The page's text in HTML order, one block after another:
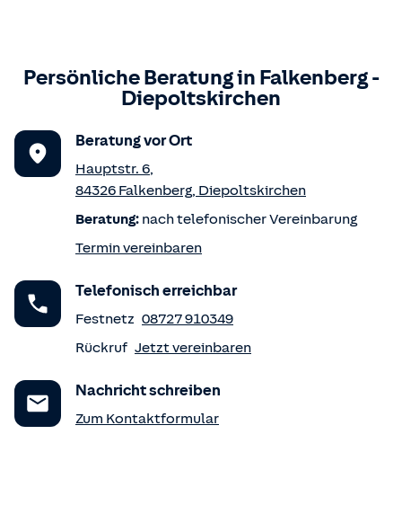
Persönliche Beratung in Falkenberg -
Diepoltskirchen
Beratung vor Ort
Hauptstr. 6,
84326 Falkenberg, Diepoltskirchen
Beratung: nach telefonischer Vereinbarung
Termin vereinbaren
Telefonisch erreichbar
Festnetz 08727 910349
Rückruf Jetzt vereinbaren
Nachricht schreiben
Zum Kontaktformular